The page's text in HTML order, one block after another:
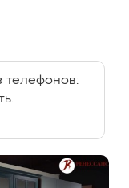
телефонов: